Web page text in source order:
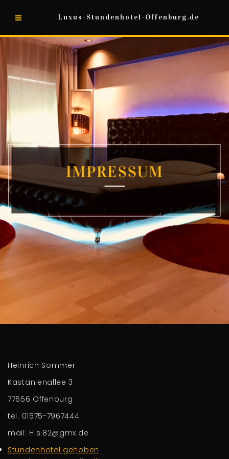
Luxus-Stundenhotel-Offenburg.de
IMPRESSUM
Heinrich Sommer
Kastanienallee 3
77656 Offenburg
tel. 01575-7967444
mail: H.s.82@gmx.de
Stundenhotel gehoben